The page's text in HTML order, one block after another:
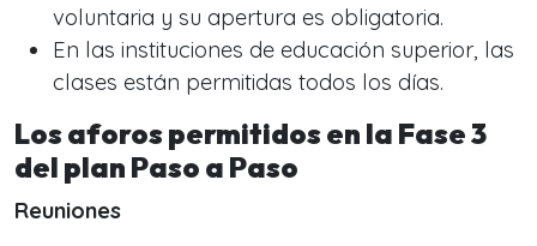
voluntaria y su apertura es obligatoria.
En las instituciones de educación superior, las
clases están permitidas todos los días.
Los aforos permitidos en la Fase 3
del plan Paso a Paso
Reuniones